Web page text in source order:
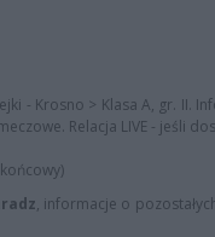
- Krosno > Klasa A, gr. II.
Relacja LIVE - jeśli
, informacje o